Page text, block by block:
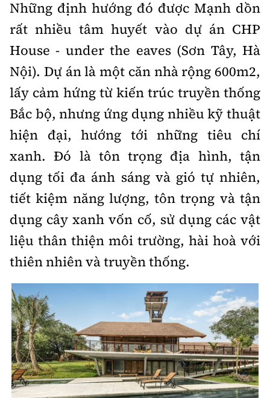
Những định hướng đó được Mạnh dồn
rất nhiều tâm huyết vào dự án CHP
House - under the eaves (Sơn Tây, Hà
Nội). Dự án là một căn nhà rộng 600m2,
lấy cảm hứng từ kiến trúc truyền thống
Bắc bộ, nhưng ứng dụng nhiều kỹ thuật
hiện đại, hướng tới những tiêu chí
xanh. Đó là tôn trọng địa hình, tận
dụng tối đa ánh sáng và gió tự nhiên,
tiết kiệm năng lượng, tôn trọng và tận
dụng cây xanh vốn cố, sử dụng các vật
liệu thân thiện môi trường, hài hoà với
thiên nhiên và truyền thống.